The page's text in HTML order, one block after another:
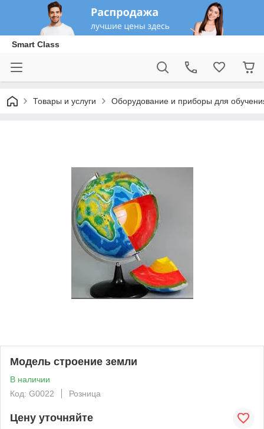
Smart Class
Товары и услуги Оборудование и приборы для
Модель строение земли
В наличии
Код: G0022
Розница
Цену уточняйте